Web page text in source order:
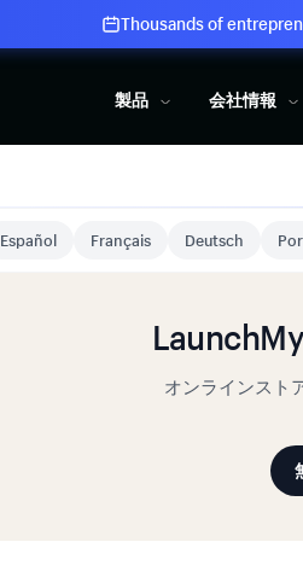
Thousands of
製品 会社情報
Español Français Deutsch
オンラインスト